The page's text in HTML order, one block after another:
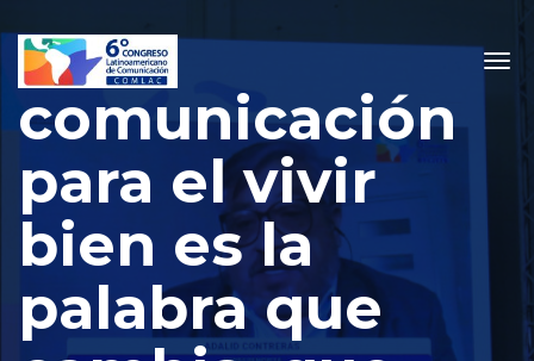
La
comunicación
para el vivir
bien es la
palabra que